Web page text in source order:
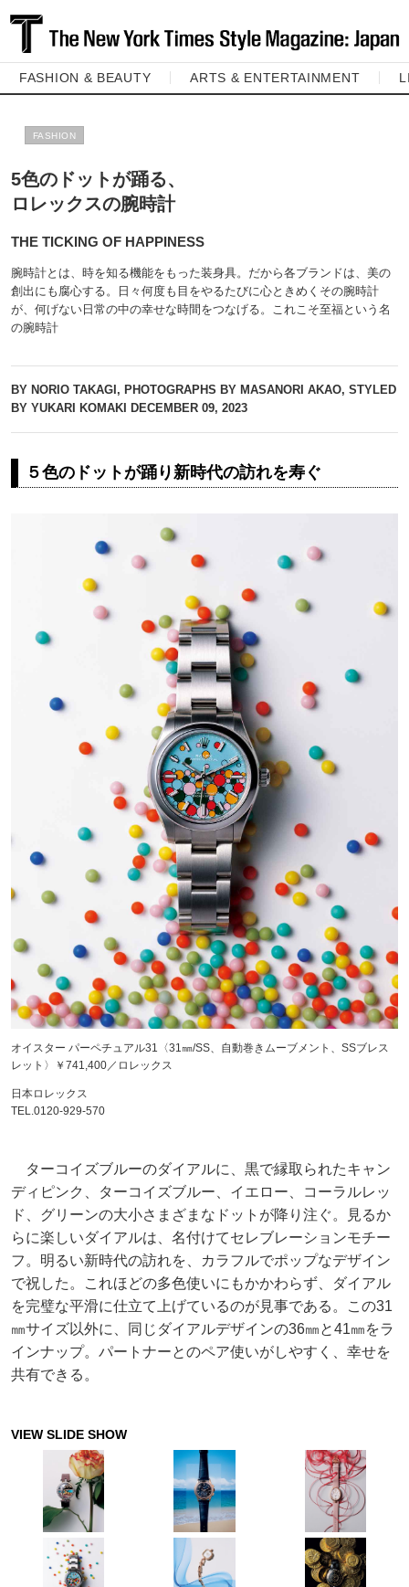
FASHION & BEAUTY ARTS & ENTERTAINMENT
FASHION
5色のドットが踊る、
ロレックスの腕時計
THE TICKING OF HAPPINESS
腕時計とは、時を知る機能をもった装身具。だから各ブランドは、美の
創出にも腐心する。日々何度も目をやるたびに心ときめくその腕時計
が、何げない日常の中の幸せな時間をつなげる。これこそ至福という名
の腕時計
BY NORIO TAKAGI, PHOTOGRAPHS BY MASANORI AKAO, STYLED
BY YUKARI KOMAKI DECEMBER 09, 2023
５色のドットが踊り新時代の訪れを寿ぐ
オイスター パーペチュアル31〈31㎜/SS、自動巻きムーブメント、SSブレス
レット〉￥741,400／ロレックス
日本ロレックス
TEL.0120-929-570
ターコイズブルーのダイアルに、黒で縁取られたキャン
ディピンク、ターコイズブルー、イエロー、コーラルレッ
ド、グリーンの大小さまざまなドットが降り注ぐ。見るか
らに楽しいダイアルは、名付けてセレブレーションモチー
フ。明るい新時代の訪れを、カラフルでポップなデザイン
で祝した。これほどの多色使いにもかかわらず、ダイアル
を完璧な平滑に仕立て上げているのが見事である。この31
㎜サイズ以外に、同じダイアルデザインの36㎜と41㎜をラ
インナップ。パートナーとのペア使いがしやすく、幸せを
共有できる。